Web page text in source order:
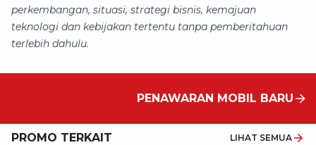
perkembangan, situasi, strategi bisnis, kemajuan
teknologi dan kebijakan tertentu tanpa pemberitahuan
terlebih dahulu.
PENAWARAN MOBIL BARU
PROMO TERKAIT LIHAT SEMUA